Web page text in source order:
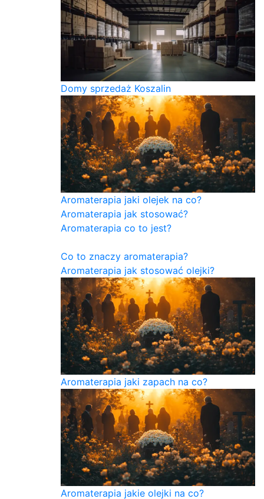
Domy sprzedaż Koszalin
Aromaterapia jaki olejek na co?
Aromaterapia jak stosować?
Aromaterapia co to jest?
Co to znaczy aromaterapia?
Aromaterapia jak stosować olejki?
Aromaterapia jaki zapach na co?
Aromaterapia jakie olejki na co?